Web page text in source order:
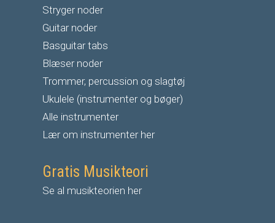
Stryger noder
Guitar noder
Basguitar tabs
Blæser noder
Trommer, percussion og slagtøj
Ukulele (instrumenter og bøger)
Alle instrumenter
Lær om instrumenter her
Gratis Musikteori
Se al musikteorien her